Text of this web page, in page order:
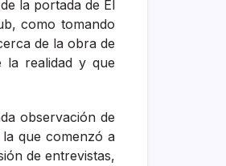
la portada de El
como tomando
de la obra de
la realidad y que
observación de
que comenzó a
de entrevistas,